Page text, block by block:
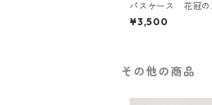
パスケース 花冠の
byうさぎ
¥3,500
その他の商品